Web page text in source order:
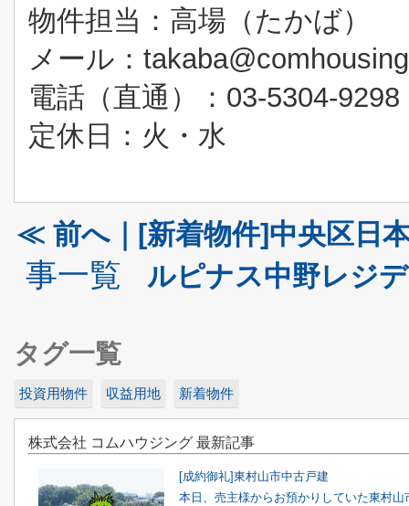
物件担当：高場（たかば）
メール：
電話（直通）：03-5304-9298
定休日：火・水
≪ 前へ｜[新着物件]中央区日
事一覧 ルピナス中野レジ
タグ一覧
投資用物件 収益用地 新着物件
株式会社 コムハウジング 最新記事
[成約御礼]東村山市中古戸建
本日、売主様からお預かりしていた東村山